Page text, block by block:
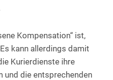
Kompensation“ ist,
kann allerdings damit
Kurierdienste ihre
und die entsprechenden